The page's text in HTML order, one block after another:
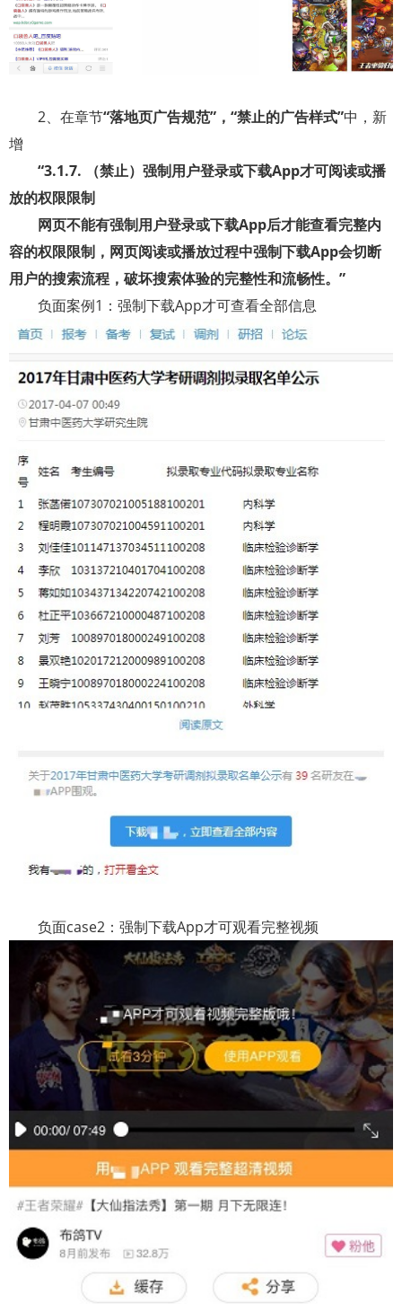
2、在章节“落地页广告规范”，“禁止的广告样式”中，新
增
“3.1.7. （禁止）强制用户登录或下载App才可阅读或播
放的权限限制
网页不能有强制用户登录或下载App后才能查看完整内
容的权限限制，网页阅读或播放过程中强制下载App会切断
用户的搜索流程，破坏搜索体验的完整性和流畅性。”
负面案例1 ：强制下载App才可查看全部信息
负面case2 ：强制下载App才可观看完整视频